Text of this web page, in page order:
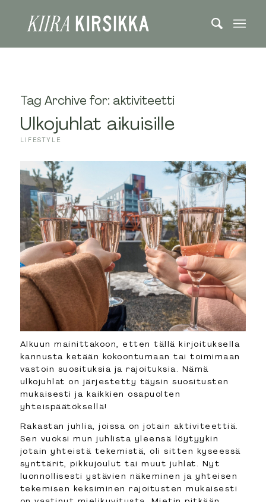
Tag Archive for: aktiviteetti
Ulkojuhlat aikuisille
LIFESTYLE
Alkuun mainittakoon, etten tällä kirjoituksella
kannusta ketään kokoontumaan tai toimimaan
vastoin suosituksia ja rajoituksia. Nämä
ulkojuhlat on järjestetty täysin suositusten
mukaisesti ja kaikkien osapuolten
yhteispäätöksellä!
Rakastan juhlia, joissa on jotain aktiviteettiä.
Sen vuoksi mun juhlista yleensä löytyykin
jotain yhteistä tekemistä, oli sitten kyseessä
synttärit, pikkujoulut tai muut juhlat. Nyt
luonnollisesti ystävien näkeminen ja yhteisen
tekemisen keksiminen rajoitusten mukaisesti